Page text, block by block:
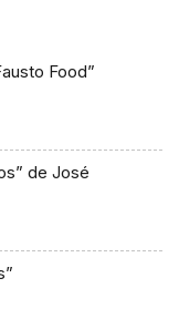
Food”
de José